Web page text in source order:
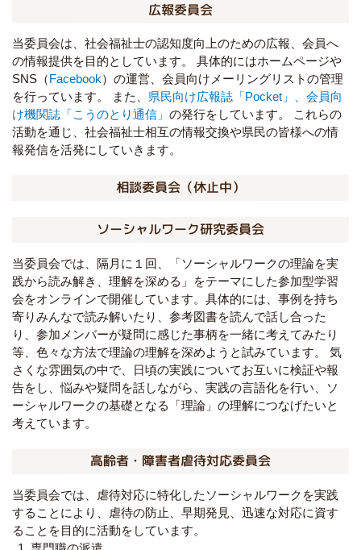
広報委員会
当委員会は、社会福祉士の認知度向上のための広報、会員へ
の情報提供を目的としています。 具体的にはホームページや
SNS（ Facebook）の運営、会員向けメーリングリストの管理
を行っています。 また、 県民向け広報誌「Pocket」、会員向
け機関誌「こうのとり通信」 の発行をしています。 これらの
活動を通じ、社会福祉士相互の情報交換や県民の皆様への情
報発信を活発にしていきます。
相談委員会（休止中）
ソーシャルワーク研究委員会
当委員会では、隔月に１回、「ソーシャルワークの理論を実
践から読み解き、理解を深める」をテーマにした参加型学習
会をオンラインで開催しています。具体的には、事例を持ち
寄りみんなで読み解いたり、参考図書を読んで話し合った
り、参加メンバーが疑問に感じた事柄を一緒に考えてみたり
等、色々な方法で理論の理解を深めようと試みています。 気
さくな雰囲気の中で、日頃の実践についてお互いに検証や報
告をし、悩みや疑問を話しながら、実践の言語化を行い、ソ
ーシャルワークの基礎となる「理論」の理解につなげたいと
考えています。
高齢者・障害者虐待対応委員会
当委員会では、虐待対応に特化したソーシャルワークを実践
することにより、虐待の防止、早期発見、迅速な対応に資す
ることを目的に活動をしています。